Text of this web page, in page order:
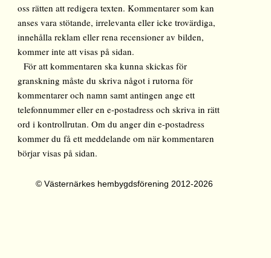
oss rätten att redigera texten. Kommentarer som kan
anses vara stötande, irrelevanta eller icke trovärdiga,
innehålla reklam eller rena recensioner av bilden,
kommer inte att visas på sidan.
För att kommentaren ska kunna skickas för
granskning måste du skriva något i rutorna för
kommentarer och namn samt antingen ange ett
telefonnummer eller en e-postadress och skriva in rätt
ord i kontrollrutan. Om du anger din e-postadress
kommer du få ett meddelande om när kommentaren
börjar visas på sidan.
© Västernärkes hembygdsförening 2012-2026